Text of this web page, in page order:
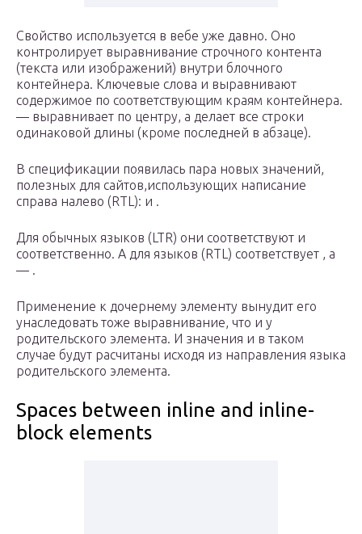
Свойство используется в вебе уже давно. Оно
контролирует выравнивание строчного контента
(текста или изображений) внутри блочного
контейнера. Ключевые слова и выравнивают
содержимое по соответствующим краям контейнера.
— выравнивает по центру, а делает все строки
одинаковой длины (кроме последней в абзаце).
В спецификации появилась пара новых значений,
полезных для сайтов,использующих написание
справа налево (RTL): и .
Для обычных языков (LTR) они соответствуют и
соответственно. А для языков (RTL) соответствует , а
— .
Применение к дочернему элементу вынудит его
унаследовать тоже выравнивание, что и у
родительского элемента. И значения и в таком
случае будут расчитаны исходя из направления языка
родительского элемента.
Spaces between inline and inline-
block elements